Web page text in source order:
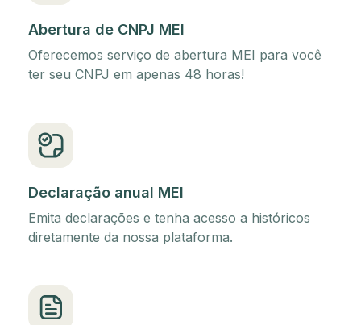
Abertura de CNPJ MEI
Oferecemos serviço de abertura MEI para você
ter seu CNPJ em apenas 48 horas!
Declaração anual MEI
Emita declarações e tenha acesso a históricos
diretamente da nossa plataforma.